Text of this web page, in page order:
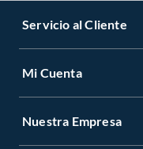
Servicio al Cliente
Mi Cuenta
Nuestra Empresa